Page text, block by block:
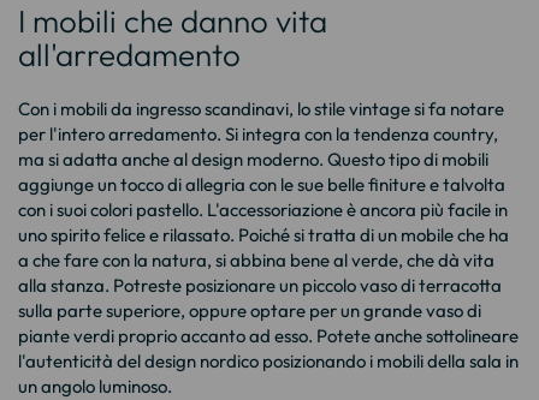
I mobili che danno vita
all'arredamento
Con i mobili da ingresso scandinavi, lo stile vintage si fa notare
per l'intero arredamento. Si integra con la tendenza country,
ma si adatta anche al design moderno. Questo tipo di mobili
aggiunge un tocco di allegria con le sue belle finiture e talvolta
con i suoi colori pastello. L'accessoriazione è ancora più facile in
uno spirito felice e rilassato. Poiché si tratta di un mobile che ha
a che fare con la natura, si abbina bene al verde, che dà vita
alla stanza. Potreste posizionare un piccolo vaso di terracotta
sulla parte superiore, oppure optare per un grande vaso di
piante verdi proprio accanto ad esso. Potete anche sottolineare
l'autenticità del design nordico posizionando i mobili della sala in
un angolo luminoso.